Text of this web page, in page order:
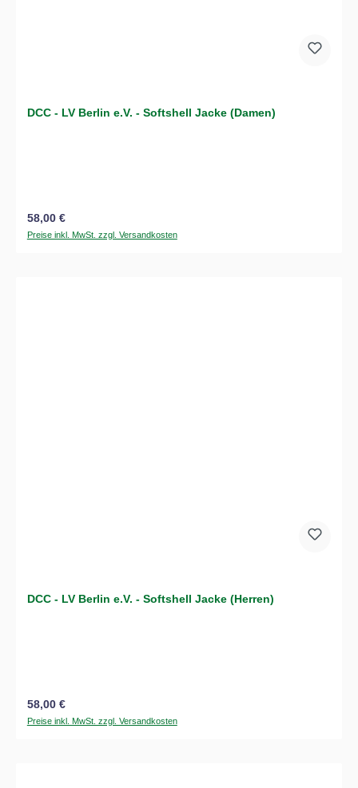
DCC - LV Berlin e.V. - Softshell Jacke (Damen)
Regulärer Preis:
58,00 €
Preise inkl. MwSt. zzgl. Versandkosten
DCC - LV Berlin e.V. - Softshell Jacke (Herren)
Regulärer Preis:
58,00 €
Preise inkl. MwSt. zzgl. Versandkosten